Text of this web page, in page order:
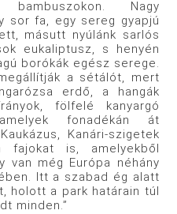
Nagy
sor fa, egy sereg gyapjú
másutt nyúlánk sarlós
eukaliptusz, s henyén
borókák egész serege.
a sétálót, mert
erdő, a hangák
fölfelé kanyargó
fonadékán át
Kanári-szigetek
fajokat is, amelyekből
van még Európa néhány
Itt a szabad ég alatt
holott a park határain túl
minden.”